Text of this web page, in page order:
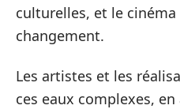
culturelles, et le cinéma
changement.
Les artistes et les
ces eaux complexes,